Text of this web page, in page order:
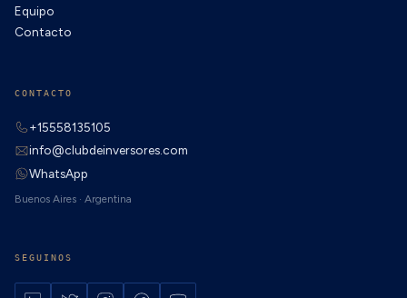
Equipo
Contacto
CONTACTO
+15558135105
info@clubdeinversores.com
WhatsApp
Buenos Aires · Argentina
SEGUINOS